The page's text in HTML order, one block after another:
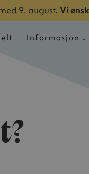
9. august.Vi
Informasjon